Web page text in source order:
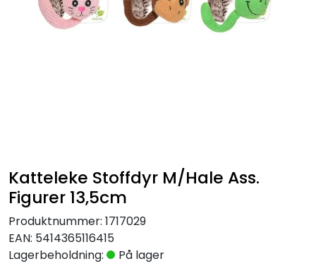
Katteleke Stoffdyr M/Hale Ass.
Figurer 13,5cm
Produktnummer: 1717029
EAN: 5414365116415
Lagerbeholdning:
På lager